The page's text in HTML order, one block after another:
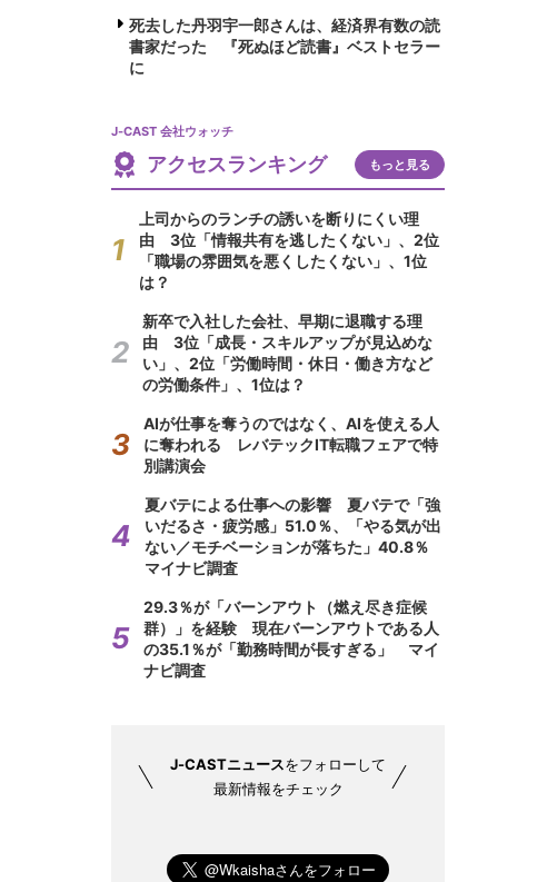
死去した丹羽宇一郎さんは、経済界有数の読
書家だった 『死ぬほど読書』ベストセラー
に
J-CAST 会社ウォッチ
アクセスランキング もっと見る
上司からのランチの誘いを断りにくい理
由 3位「情報共有を逃したくない」、2位
「職場の雰囲気を悪くしたくない」、1位
は？
新卒で入社した会社、早期に退職する理
由 3位「成長・スキルアップが見込めな
い」、2位「労働時間・休日・働き方など
の労働条件」、1位は？
AIが仕事を奪うのではなく、AIを使える人
に奪われる レバテックIT転職フェアで特
別講演会
夏バテによる仕事への影響 夏バテで「強
いだるさ・疲労感」51.0％、「やる気が出
ない／モチベーションが落ちた」40.8％
マイナビ調査
29.3％が「バーンアウト（燃え尽き症候
群）」を経験 現在バーンアウトである人
の35.1％が「勤務時間が長すぎる」 マイ
ナビ調査
J-CASTニュースをフォローして
最新情報をチェック